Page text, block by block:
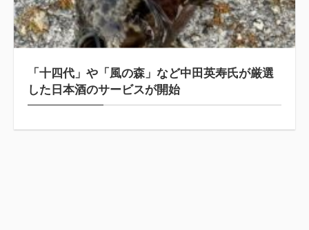
「十四代」や「風の森」など中田英寿氏が厳選
した日本酒のサービスが開始